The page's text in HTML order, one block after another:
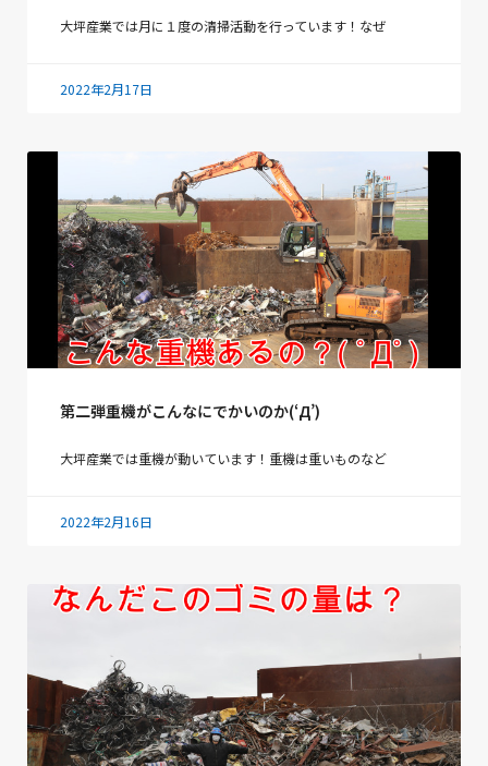
大坪産業では月に１度の清掃活動を行っています！なぜ
2022年2月17日
第二弾重機がこんなにでかいのか(‘Д’)
大坪産業では重機が動いています！重機は重いものなど
2022年2月16日